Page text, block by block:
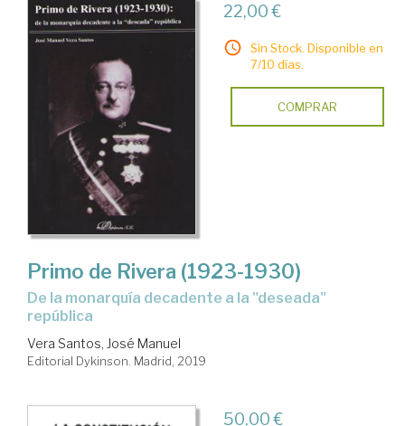
22,00 €
Sin Stock. Disponible en
7/10 días.
COMPRAR
Primo de Rivera (1923-1930)
de la monarquía decadente a la "deseada"
república
Vera Santos, José Manuel
Editorial Dykinson. Madrid, 2019
50,00 €